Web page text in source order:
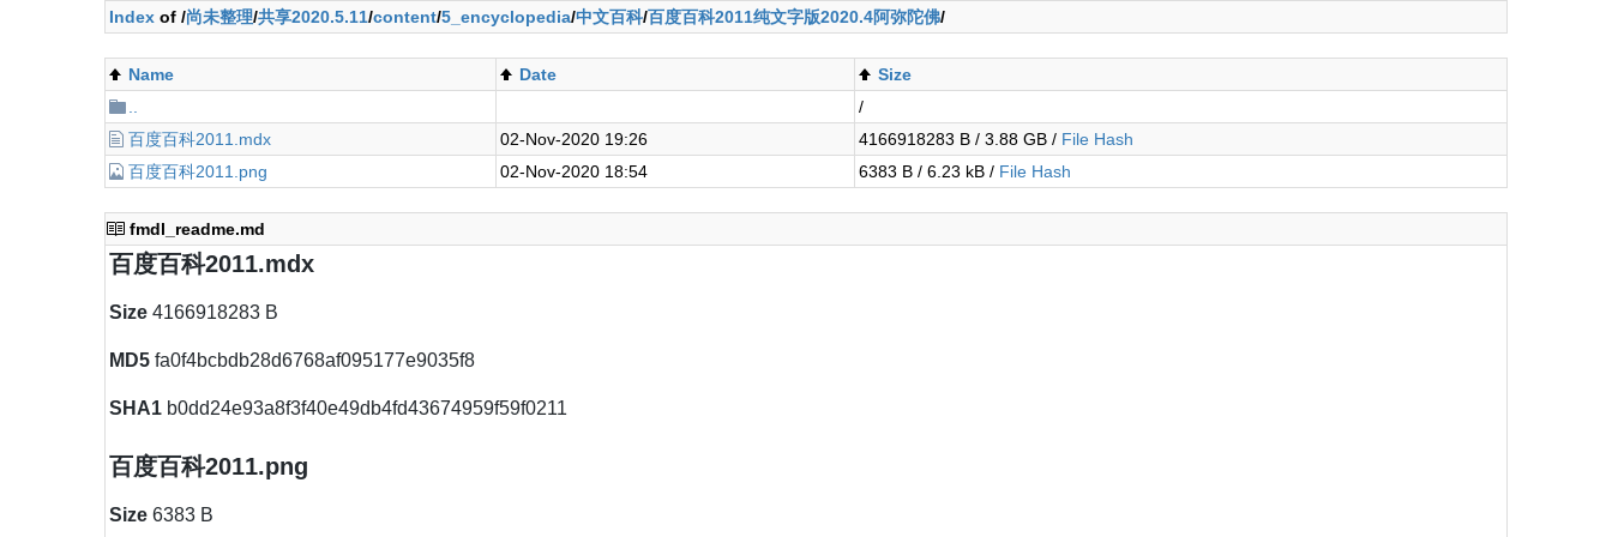
Index of /尚未整理/共享2020.5.11/content/5_encyclopedia/中文百科/百度百科2011纯文字版2020.4阿弥陀佛/
Name Date
Size
/
百度百科2011.mdx
02-Nov-2020 19:26 4166918283 B / 3.88 GB / File Hash
百度百科2011.png
02-Nov-2020 18:54 6383 B / 6.23 kB / File Hash
fmdl_readme.md
百度百科2011.mdx
Size 4166918283 B
MD5 fa0f4bcbdb28d6768af095177e9035f8
SHA1 b0dd24e93a8f3f40e49db4fd43674959f59f0211
百度百科2011.png
Size 6383 B